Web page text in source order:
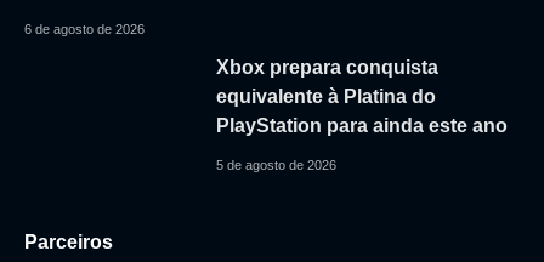
6 de agosto de 2026
Xbox prepara conquista
equivalente à Platina do
PlayStation para ainda este ano
5 de agosto de 2026
Parceiros